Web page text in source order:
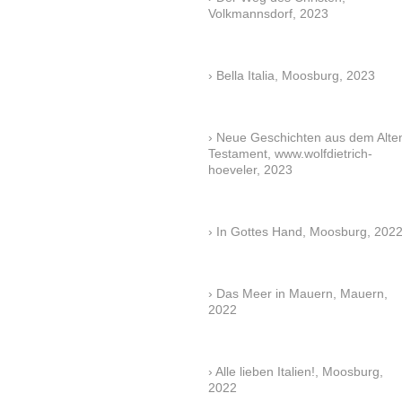
Volkmannsdorf, 2023
Bella Italia, Moosburg, 2023
Neue Geschichten aus dem
Testament, www.wolfdietrich-
hoeveler, 2023
In Gottes Hand, Moosburg, 2022
Das Meer in Mauern, Mauern,
2022
Alle lieben Italien!, Moosburg,
2022